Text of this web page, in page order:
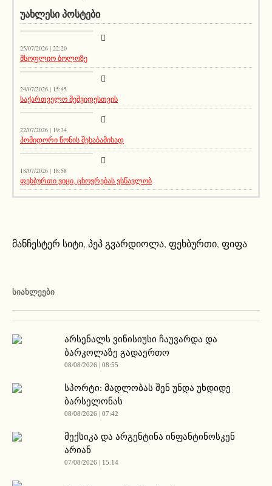
ᲣᲐᲮᲚᲔᲡᲘ ᲞᲝᲡᲢᲔᲑᲘ
25/07/2026 | 22:20
მსოფლიო ბოლოზე
სიახლეები
24/07/2026 | 15:45
საქართველო მეშვიდესთვის
აქეთურ-იქითური
22/07/2026 | 19:34
პომიდორი წონის შესაბამისად
აქეთურ-იქითური
18/07/2026 | 18:58
ფეხბურთი ვიცი, ცხოვრებას ვსწავლობ
მანჩესტერ სიტი, პეპ გვარდიოლა, ფეხბურთი, ფიფა
ᲡᲘᲐᲮᲚᲔᲔᲑᲘ
არსენალს ვინისიუსი ჩაუვარდა და
ბარკოლაზე გადაერთო
08/08/2026 | 08:55
სპორტი: მადლობას შენ უნდა უხდიდე
ბარსელონას
08/08/2026 | 07:42
მექსიკა და არგენტინა ინფანტინოსკენ
არიან
07/08/2026 | 15:14